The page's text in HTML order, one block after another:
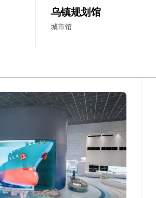
乌镇规划馆
城市馆